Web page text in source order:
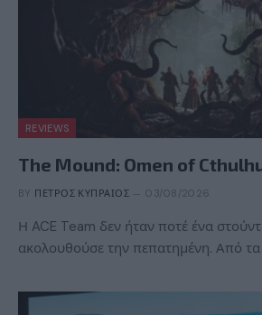
REVIEWS
The Mound: Omen of
BY ΠΈΤΡΟΣ ΚΥΠΡΑΊΟΣ 03/08/2026
Η ACE Team δεν ήταν ποτέ ένα
ακολουθούσε την πεπατημένη. Από